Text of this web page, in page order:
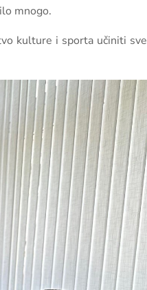
mnogo.
kulture i sporta učiniti sve